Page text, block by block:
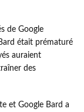
de Google
était prématuré
auraient
des
et Google Bard a